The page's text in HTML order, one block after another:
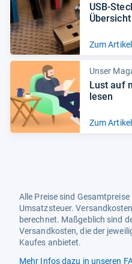
USB-​
Über­sicht
Zum Artikel
Unser
Lust auf
le­sen
Zum Artikel
Alle Preise sind
Umsatzsteuer.
berechnet. Maßgeblich sind
Versandkosten, die der
Kaufes anbietet.
Mehr Infos dazu in unseren